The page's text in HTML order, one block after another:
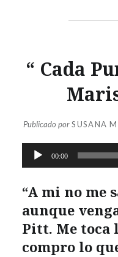
“ Cada
Publicado porSUSANA
Reproductor
de
audio
00:00
“A mi no me
aunque
Pitt. Me toca
compro lo